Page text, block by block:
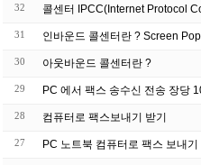
32 콜센터 IPCC(Internet Protocol
31 인바운드 콜센터
30 아웃바운드 콜센터란 ?
29 PC 에서 팩스 송수신 전송 장당
28 컴퓨터로 팩스보내기 받기
27